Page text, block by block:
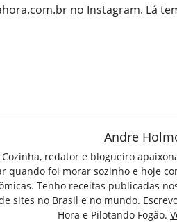
no Instagram. Lá
Andre
Cozinha, redator e blogueiro
quando foi morar sozinho e hoje
Tenho receitas publicadas
sites no Brasil e no mundo.
Hora e Pilotando Fogão.